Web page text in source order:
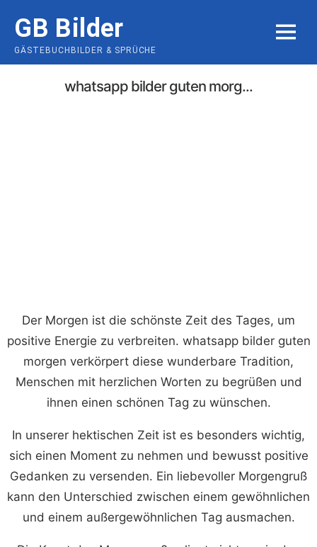
content
GB Bilder
GÄSTEBUCHBILDER & SPRÜCHE
MENU
whatsapp bilder guten morg...
Der Morgen ist die schönste Zeit des Tages, um
positive Energie zu verbreiten. whatsapp bilder guten
morgen verkörpert diese wunderbare Tradition,
Menschen mit herzlichen Worten zu begrüßen und
ihnen einen schönen Tag zu wünschen.
In unserer hektischen Zeit ist es besonders wichtig,
sich einen Moment zu nehmen und bewusst positive
Gedanken zu versenden. Ein liebevoller Morgengruß
kann den Unterschied zwischen einem gewöhnlichen
und einem außergewöhnlichen Tag ausmachen.